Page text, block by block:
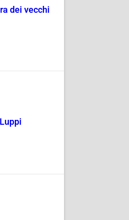
dei vecchi